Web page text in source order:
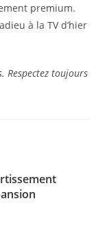
premium.
à la TV d’hier
Respectez toujours